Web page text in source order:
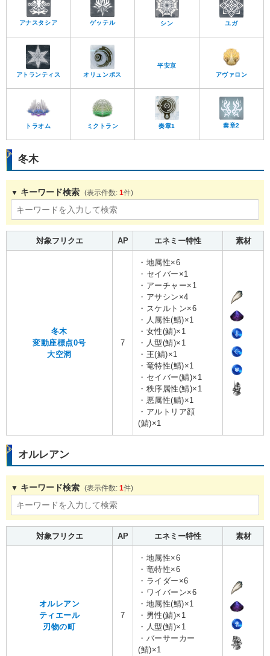
アナスタシア ゲッテル シン ユガ
アトランティス オリュンポス アヴァロン
トラオム ミクトラン 奏章1 奏章2
冬木
キーワード検索 1
対象フリクエ AP エネミー特性 素材
冬木
変動座標点0号
大空洞
7
・地属性×6
・セイバー×1
・アーチャー×1
・アサシン×4
・スケルトン×6
・人属性(鯖)×1
・女性(鯖)×1
・人型(鯖)×1
・王(鯖)×1
・竜特性(鯖)×1
・セイバー(鯖)×1
・秩序属性(鯖)×1
・悪属性(鯖)×1
・アルトリア顔
(鯖)×1
オルレアン
キーワード検索 1
対象フリクエ AP エネミー特性 素材
オルレアン
ティエール
刃物の町
7
・地属性×6
・竜特性×6
・ライダー×6
・ワイバーン×6
・地属性(鯖)×1
・男性(鯖)×1
・人型(鯖)×1
・バーサーカー
(鯖)×1